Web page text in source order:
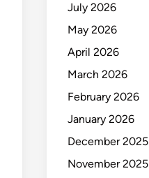
July 2026
May 2026
April 2026
March 2026
February 2026
January 2026
December 2025
November 2025